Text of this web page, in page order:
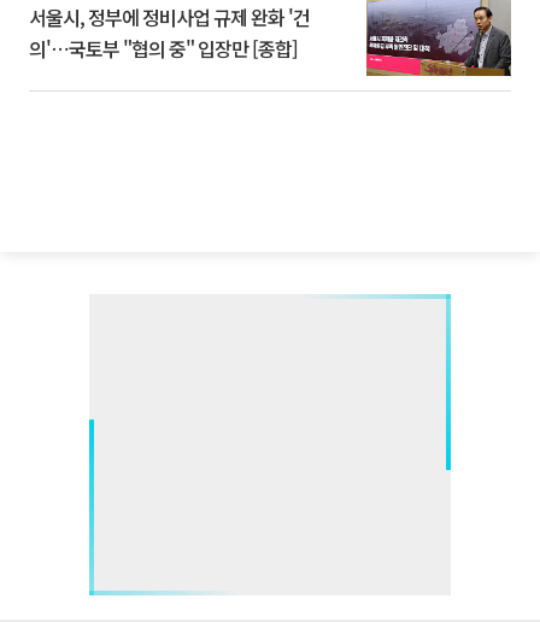
서울시, 정부에 정비사업 규제 완화 '건
의'⋯국토부 "협의 중" 입장만 [종합]